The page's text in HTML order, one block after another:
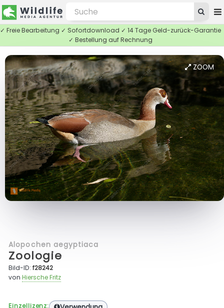
✓ Freie Bearbeitung ✓ Sofortdownload ✓ 14 Tage Geld-zurück-Garantie
✓ Bestellung auf Rechnung
ZOOM
Alopochen aegyptiaca
Zoologie
Bild-ID:f28242
vonHiersche Fritz
Einzellizenz: